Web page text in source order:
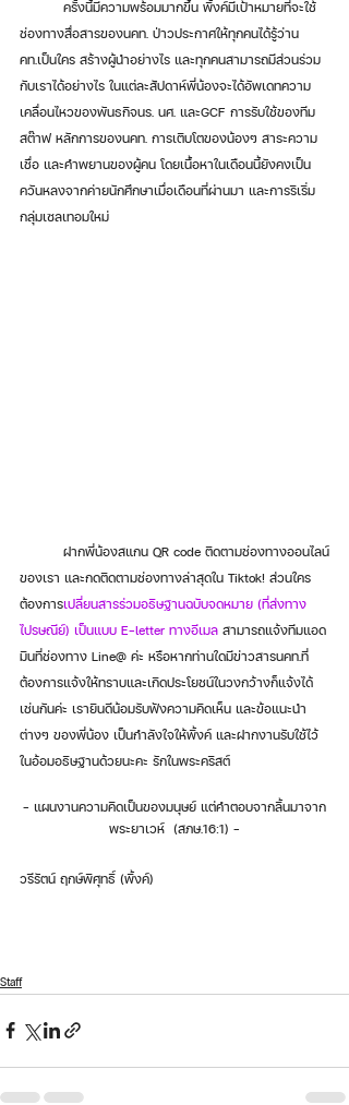
ช่องทางสื่อสารของนคท. ป่าวประกาศให้ทุกคนได้รู้ว่าน
คท.เป็นใคร สร้างผู้นำอย่างไร และทุกคนสามารถมีส่วนร่วม
กับเราได้อย่างไร ในแต่ละสัปดาห์พี่น้องจะได้อัพเดทความ
เคลื่อนไหวของพันธกิจนร. นศ. และGCF การรับใช้ของทีม
สต๊าฟ หลักการของนคท. การเติบโตของน้องๆ สาระความ
เชื่อ และคำพยานของผู้คน โดยเนื้อหาในเดือนนี้ยังคงเป็น
ควันหลงจากค่ายนักศึกษาเมื่อเดือนที่ผ่านมา และการริเริ่ม
กลุ่มเซลเทอมใหม่
ของเรา และกดติดตามช่องทางล่าสุดใน Tiktok! ส่วนใคร
ต้องการเปลี่ยนสารร่วมอธิษฐานฉบับจดหมาย (ที่ส่งทาง
ไปรษณีย์) เป็นแบบ E-letter ทางอีเมล สามารถแจ้งทีมแอด
มินที่ช่องทาง Line@ ค่ะ หรือหากท่านใดมีข่าวสารนคท.ที่
ต้องการแจ้งให้ทราบและเกิดประโยชน์ในวงกว้างก็แจ้งได้
เช่นกันค่ะ เรายินดีน้อมรับฟังความคิดเห็น และข้อแนะนำ
ต่างๆ ของพี่น้อง เป็นกำลังใจให้พิ้งค์ และฝากงานรับใช้ไว้
ในอ้อมอธิษฐานด้วยนะคะ รักในพระคริสต์
- แผนงานความคิดเป็นของมนุษย์ แต่คำตอบจากลิ้นมาจาก
พระยาเวห์  (สภษ.16:1) –
วรีรัตน์ ฤกษ์พิศุทธิ์ (พิ้งค์)
Staff